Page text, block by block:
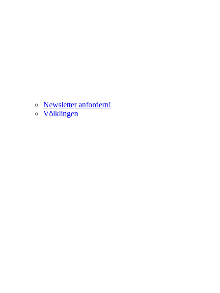
Newsletter anfordern!
Völklingen